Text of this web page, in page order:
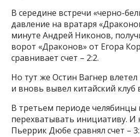
В середине встречи «черно-
давление на вратаря
минуте Андрей Никонов,
ворот «Драконов» от Егора
сравнивает счет – 2:2.
Но тут же Остин Вагнер влетел
и вновь вывел китайский клуб
В третьем периоде челябинцы
перехватывать инициативу. И
Пьеррик Дюбе сравнял счет –